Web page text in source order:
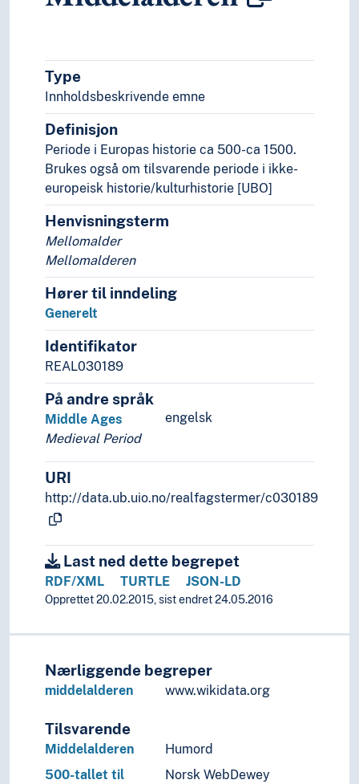
Type
Innholdsbeskrivende emne
Definisjon
Periode i Europas historie ca 500-ca 1500.
Brukes også om tilsvarende periode i ikke-
europeisk historie/kulturhistorie [UBO]
Henvisningsterm
Mellomalder
Mellomalderen
Hører til inndeling
Generelt
Identifikator
REAL030189
På andre språk
engelsk
Middle Ages
Medieval Period
URI
http://data.ub.uio.no/realfagstermer/c030189
Last ned dette begrepet
RDF/XML TURTLE JSON-LD
Opprettet 20.02.2015, sist endret 24.05.2016
Nærliggende begreper
middelalderen www.wikidata.org
Tilsvarende
Middelalderen
Humord
500-tallet til
Norsk WebDewey